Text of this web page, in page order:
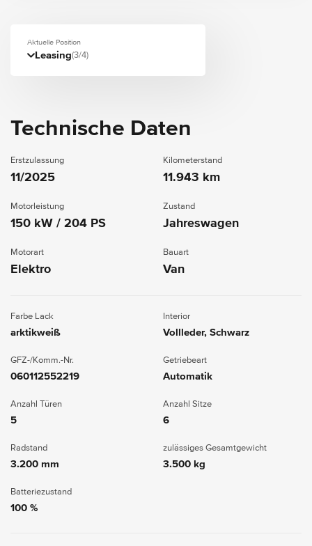
Aktuelle Position
Leasing(3/4)
Technische Daten
Erstzulassung
11/2025
Kilometerstand
11.943 km
Motorleistung
150 kW / 204 PS
Zustand
Jahreswagen
Motorart
Elektro
Bauart
Van
Farbe Lack
arktikweiß
Interior
Vollleder, Schwarz
GFZ-/Komm.-Nr.
060112552219
Getriebeart
Automatik
Anzahl Türen
5
Anzahl Sitze
6
Radstand
3.200 mm
zulässiges Gesamtgewicht
3.500 kg
Batteriezustand
100 %